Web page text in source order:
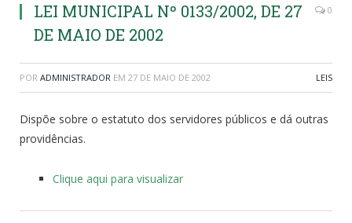
LEI MUNICIPAL Nº 0133/2002, DE 27
DE MAIO DE 2002
0
POR ADMINISTRADOR EM 27 DE MAIO DE 2002 LEIS
Dispõe sobre o estatuto dos servidores públicos e dá outras
providências.
Clique aqui para visualizar